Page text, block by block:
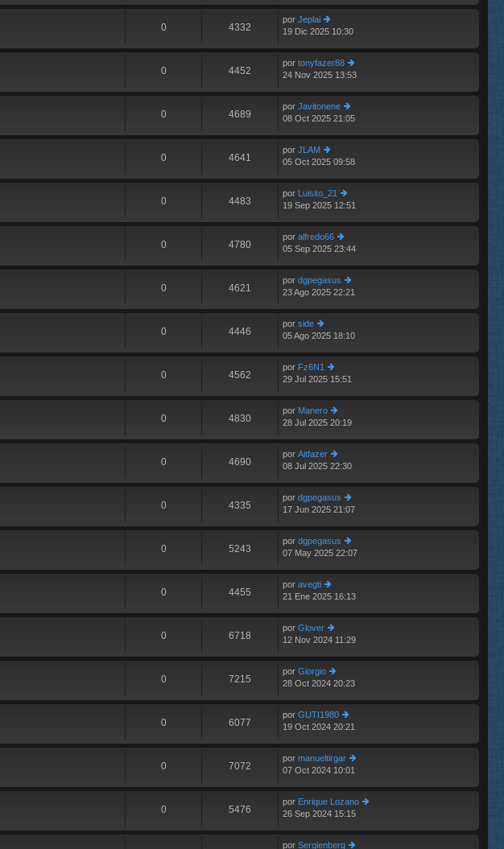
e
s
im
o
m
e
n
s
0 4332
por Jeplai
er
o
m
e
n
s
19 Dic 2025 10:30
0 4452
por tonyfazer88
er
im
o
m
e
s
24 Nov 2025 13:53
0 4689
por Javitonene
er
m
e
n
s
08 Oct 2025 21:05
0 4641
por JLAM
er
o
m
e
n
s
05 Oct 2025 09:58
0 4483
por Luisito_21
er
im
o
m
e
n
s
19 Sep 2025 12:51
0 4780
por alfredo66
er
o
m
e
s
05 Sep 2025 23:44
0 4621
por dgpegasus
er
m
e
s
23 Ago 2025 22:21
0 4446
por side
er
o
m
e
n
s
05 Ago 2025 18:10
0 4562
por Fz6N1
er
im
m
e
n
s
29 Jul 2025 15:51
0 4830
por Manero
er
im
o
m
e
n
s
28 Jul 2025 20:19
0 4690
por Aitfazer
er
o
m
e
n
s
08 Jul 2025 22:30
0 4335
por dgpegasus
er
im
o
m
e
s
17 Jun 2025 21:07
0 5243
por dgpegasus
er
m
e
s
07 May 2025 22:07
0 4455
por avegti
er
im
m
e
n
s
21 Ene 2025 16:13
0 6718
por Glover
er
im
m
e
n
s
12 Nov 2024 11:29
0 7215
por Giorgio
er
o
m
e
n
s
28 Oct 2024 20:23
0 6077
por GUTI1980
er
o
m
e
n
s
19 Oct 2024 20:21
0 7072
por manueltirgar
er
o
m
e
n
07 Oct 2024 10:01
0 5476
por Enrique Lozano
26 Sep 2024 15:15
por Sergienberg